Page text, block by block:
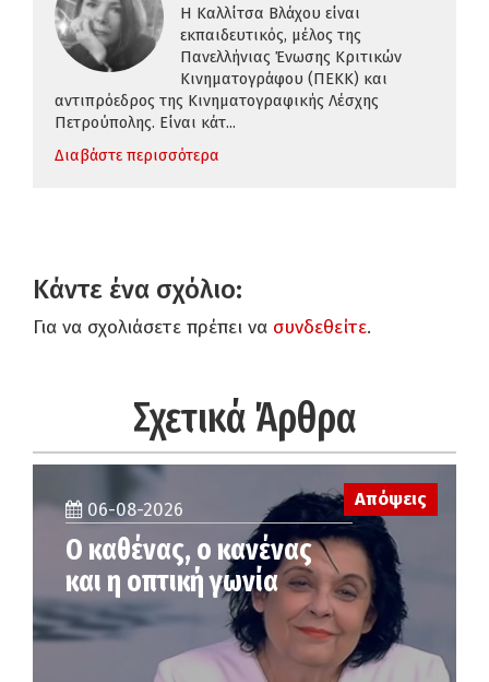
H Καλλίτσα Βλάχου είναι
εκπαιδευτικός, μέλος της
Πανελλήνιας Ένωσης Κριτικών
Κινηματογράφου (ΠΕΚΚ) και
αντιπρόεδρος της Κινηματογραφικής Λέσχης
Πετρούπολης. Είναι κάτ...
Διαβάστε περισσότερα
Κάντε ένα σχόλιο:
Για να σχολιάσετε πρέπει να συνδεθείτε.
Σχετικά Άρθρα
Απόψεις
06-08-2026
Ο καθένας, ο κανένας
και η οπτική γωνία